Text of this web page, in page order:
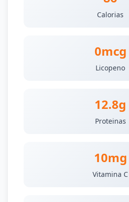
Calorias
0mcg
Licopeno
12.8g
Proteinas
10mg
Vitamina C